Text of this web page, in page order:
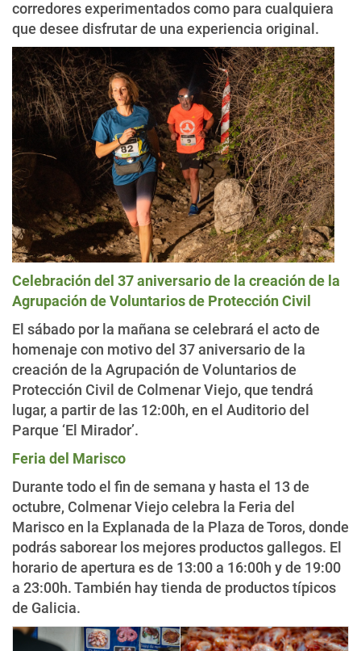
corredores experimentados como para cualquiera
que desee disfrutar de una experiencia original.
Celebración del 37 aniversario de la creación de la
Agrupación de Voluntarios de Protección Civil
El sábado por la mañana se celebrará el acto de
homenaje con motivo del 37 aniversario de la
creación de la Agrupación de Voluntarios de
Protección Civil de Colmenar Viejo, que tendrá
lugar, a partir de las 12:00h, en el Auditorio del
Parque ‘El Mirador’.
Feria del Marisco
Durante todo el fin de semana y hasta el 13 de
octubre, Colmenar Viejo celebra la Feria del
Marisco en la Explanada de la Plaza de Toros, donde
podrás saborear los mejores productos gallegos. El
horario de apertura es de 13:00 a 16:00h y de 19:00
a 23:00h. También hay tienda de productos típicos
de Galicia.